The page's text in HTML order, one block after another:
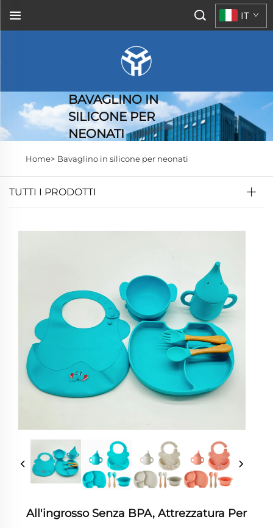
IT
BAVAGLINO IN
SILICONE PER
NEONATI
Home> Bavaglino in silicone per neonati
TUTTI I PRODOTTI
All'ingrosso Senza BPA, Attrezzatura Per